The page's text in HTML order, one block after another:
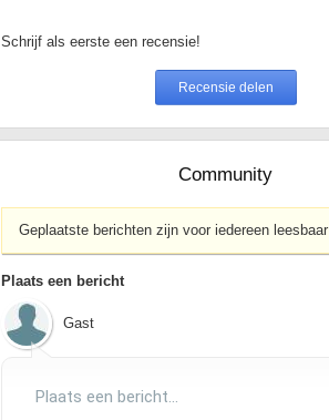
Schrijf als eerste een recensie!
Community
Geplaatste berichten zijn voor iedereen leesbaar
Plaats een bericht
Gast